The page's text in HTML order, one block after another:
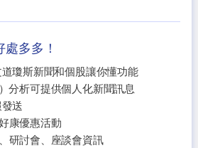
多多！
瓊斯新聞和個股讓你懂功能
分析可提供個人化新聞訊息
送
康優惠活動
研討會、座談會資訊